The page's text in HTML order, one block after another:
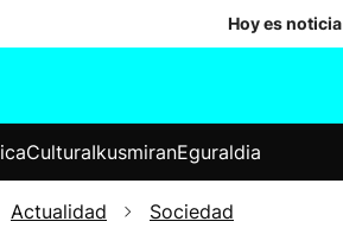
Hoy es noticia
Elecciones
CulturaIkusmiranEguraldia
Actualidad Sociedad